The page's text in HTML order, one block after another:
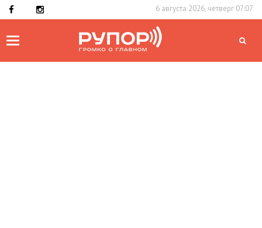
6 августа 2026, четверг 07:07
Toggle